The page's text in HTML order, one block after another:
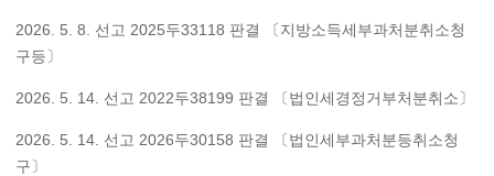
2026. 5. 8. 선고 2025두33118 판결 〔지방소득세부과처분취소청
구등〕
2026. 5. 14. 선고 2022두38199 판결 〔법인세경정거부처분취소〕
2026. 5. 14. 선고 2026두30158 판결 〔법인세부과처분등취소청
구〕